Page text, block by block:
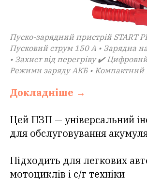
Пуско-зарядний пристрій START
Пусковий струм 150 А • Зарядна
• Захист від перегріву ✔️
Режими заряду АКБ • Компактний
Докладніше →
Цей ПЗП — універсальний
для обслуговування
Підходить для легкових
мотоциклів і с/г техніки